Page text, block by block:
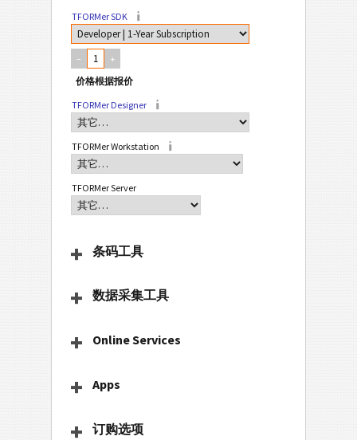
TFORMer SDK
– +
TFORMer Designer
TFORMer Workstation
TFORMer Server
条码工具
数据采集工具
Online Services
Apps
订购选项